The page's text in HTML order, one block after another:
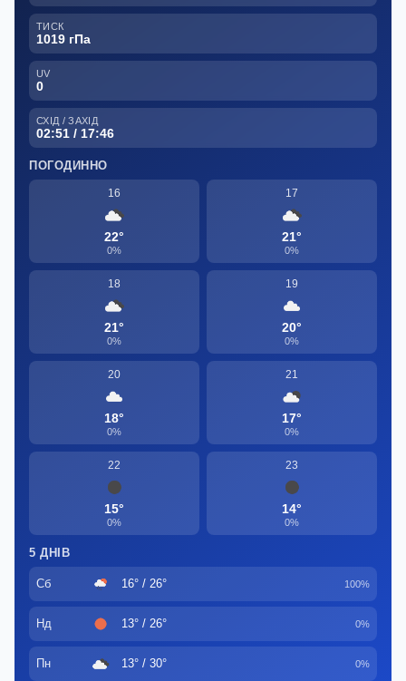
ТИСК
1019 гПа
UV
0
СХІД / ЗАХІД
02:51 / 17:46
ПОГОДИННО
16
22°
0%
17
21°
0%
18
21°
0%
19
20°
0%
20
18°
0%
21
17°
0%
22
15°
0%
23
14°
0%
5 ДНІВ
Сб 16° / 26° 100%
Нд 13° / 26° 0%
Пн 13° / 30° 0%